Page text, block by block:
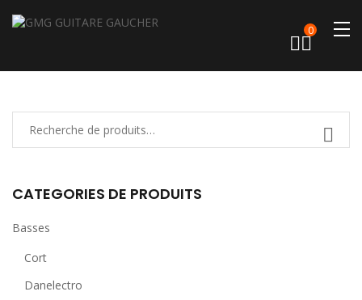
0
CATEGORIES DE PRODUITS
Basses
Cort
Danelectro